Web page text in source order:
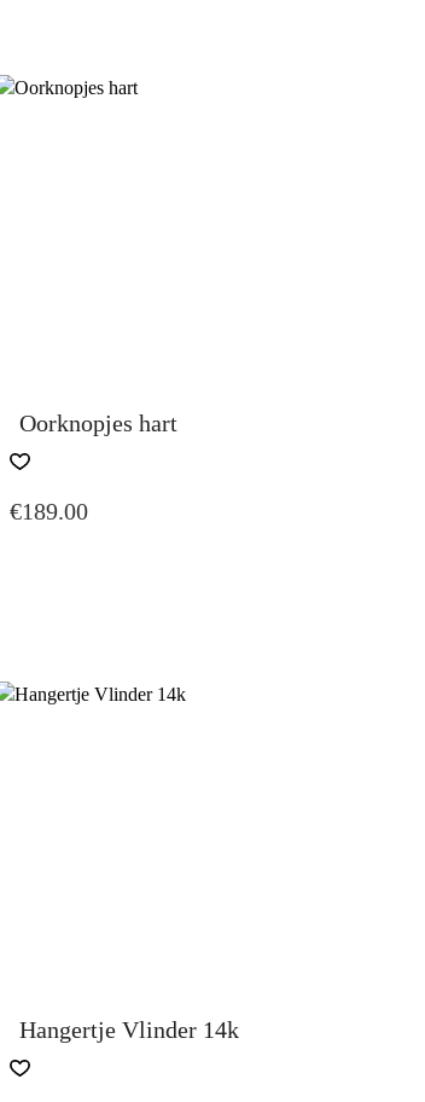
Oorknopjes hart
€189.00
Hangertje Vlinder 14k